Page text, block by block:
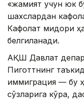
«жамият учун юк
шахслардан
Кафолат миқдори
белгиланади.
АҚШ Давлат
Пиготтнинг
иммиграция — бу
сўзларига кўра,